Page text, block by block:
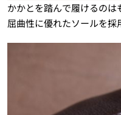
かかとを踏んで履けるの
屈曲性に優れたソールを採